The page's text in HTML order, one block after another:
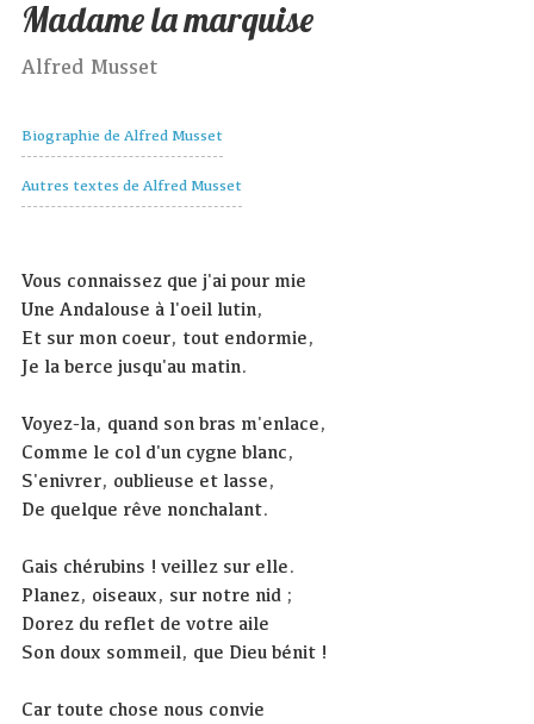
Madame la marquise
Alfred Musset
Biographie de Alfred Musset
Autres textes de Alfred Musset
Vous connaissez que j'ai pour mie
Une Andalouse à l'oeil lutin,
Et sur mon coeur, tout endormie,
Je la berce jusqu'au matin.
Voyez-la, quand son bras m'enlace,
Comme le col d'un cygne blanc,
S'enivrer, oublieuse et lasse,
De quelque rêve nonchalant.
Gais chérubins ! veillez sur elle.
Planez, oiseaux, sur notre nid ;
Dorez du reflet de votre aile
Son doux sommeil, que Dieu bénit !
Car toute chose nous convie